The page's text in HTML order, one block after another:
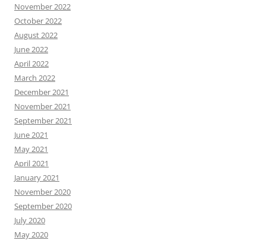
November 2022
October 2022
August 2022
June 2022
April 2022
March 2022
December 2021
November 2021
September 2021
June 2021
May 2021
April 2021
January 2021
November 2020
September 2020
July 2020
May 2020